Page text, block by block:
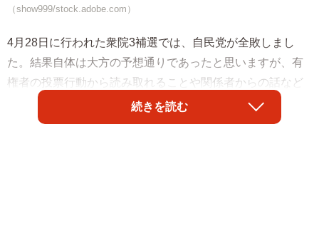
（show999/stock.adobe.com）
4月28日に行われた衆院3補選では、自民党が全敗しまし
た。結果自体は大方の予想通りであったと思いますが、有
権者の投票行動から読み取れることや関係者からの話など
も踏まえ、結果の分析や日本政治の問題点、今後への影響
等について、考えてみたいと思います。
続きを読む